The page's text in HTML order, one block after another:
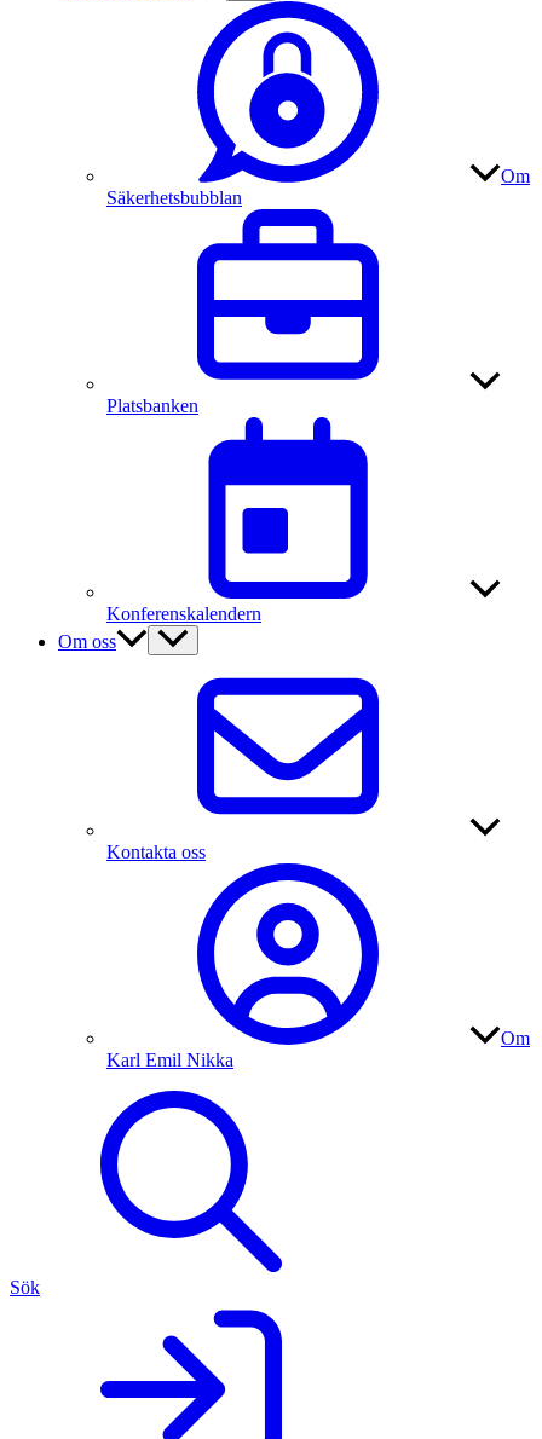
Om
Säkerhetsbubblan
Platsbanken
Konferenskalendern
Om oss
Kontakta oss
Om
Karl Emil Nikka
Sök